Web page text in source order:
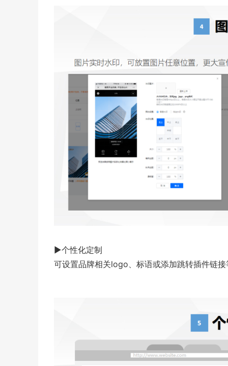
▶个性化定制
可设置品牌相关logo、标语或添加跳转插件链